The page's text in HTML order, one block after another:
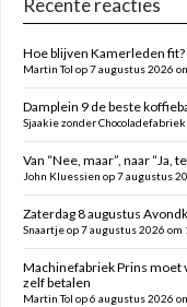
Recente reacties
Hoe blijven Kamerleden fit?
Martin Tol op 7 augustus 2026
Damplein 9 de beste
Sjaakie zonder
Van “Nee, maar”, naar “Ja,
John Kluessien op 7 augustus
Zaterdag 8 augustus
Snaartje op 7 augustus 2026 om
Machinefabriek Prins moet
zelf betalen
Martin Tol op 6 augustus 2026